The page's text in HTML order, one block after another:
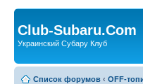
Club-Subaru.Com
Украинский Субару Клуб
Список форумов ‹ OFF-